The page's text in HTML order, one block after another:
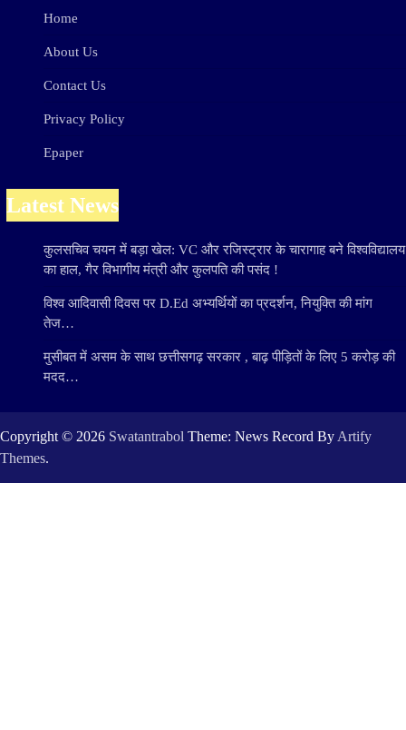
Home
About Us
Contact Us
Privacy Policy
Epaper
Latest News
कुलसचिव चयन में बड़ा खेल: VC और रजिस्ट्रार के चारागाह बने विश्वविद्यालय
का हाल, गैर विभागीय मंत्री और कुलपति की पसंद !
विश्व आदिवासी दिवस पर D.Ed अभ्यर्थियों का प्रदर्शन, नियुक्ति की मांग
तेज…
मुसीबत में असम के साथ छत्तीसगढ़ सरकार , बाढ़ पीड़ितों के लिए 5 करोड़ की
मदद…
Copyright © 2026 Swatantrabol Theme: News Record By Artify
Themes.